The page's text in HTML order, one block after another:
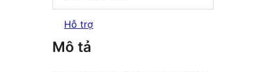
Hỗ trợ
Mô tả